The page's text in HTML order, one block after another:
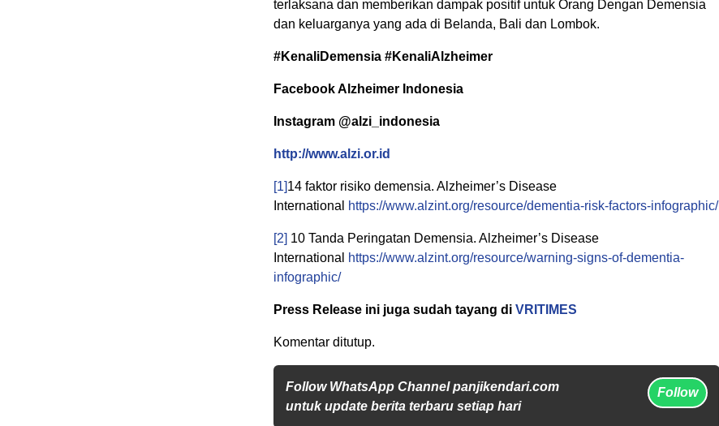
terlaksana dan memberikan dampak positif untuk Orang Dengan Demensia
dan keluarganya yang ada di Belanda, Bali dan Lombok.
#KenaliDemensia #KenaliAlzheimer
Facebook Alzheimer Indonesia
Instagram @alzi_indonesia
http://www.alzi.or.id
[1]14 faktor risiko demensia. Alzheimer’s Disease
International
https://www.alzint.org/resource/dementia-risk-factors-infographic/
[2] 10 Tanda Peringatan Demensia. Alzheimer’s Disease
International
https://www.alzint.org/resource/warning-signs-of-dementia-
infographic/
Press Release ini juga sudah tayang di VRITIMES
Komentar ditutup.
Follow WhatsApp Channel panjikendari.com
untuk update berita terbaru setiap hari
Follow